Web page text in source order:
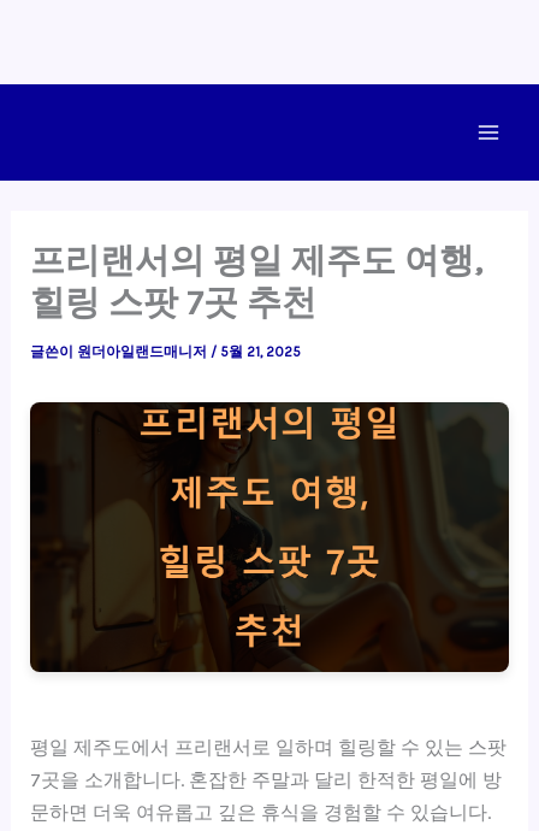
프리랜서의 평일 제주도 여행,
힐링 스팟 7곳 추천
글쓴이 원더아일랜드매니저 / 5월 21, 2025
평일 제주도에서 프리랜서로 일하며 힐링할 수 있는 스팟
7곳을 소개합니다. 혼잡한 주말과 달리 한적한 평일에 방
문하면 더욱 여유롭고 깊은 휴식을 경험할 수 있습니다.